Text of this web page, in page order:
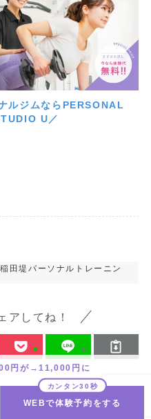
ルジムならPERSONAL
U／
田堤パーソナルトレーニン
アしてね！
円が→11,000円に
WEBで体験予約をする